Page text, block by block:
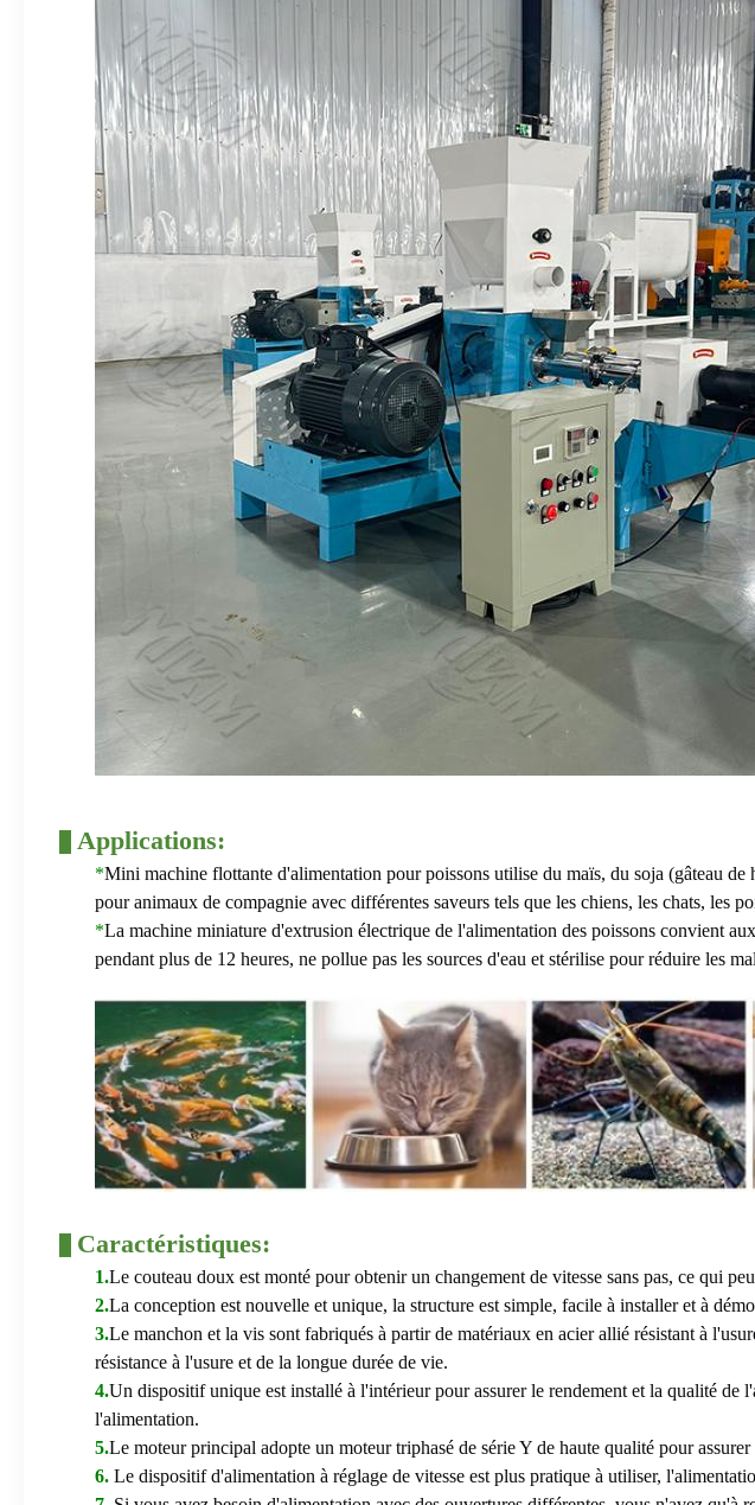
Applications:
*Mini machine flottante d'alimentation pour poissons utilise du maïs, du soja (gâteau
pour animaux de compagnie avec différentes saveurs tels que les chiens, les chats, les
*La machine miniature d'extrusion électrique de l'alimentation des poissons convient
pendant plus de 12 heures, ne pollue pas les sources d'eau et stérilise pour réduire les
Caractéristiques:
1.Le couteau doux est monté pour obtenir un changement de vitesse sans pas, ce qui
2.La conception est nouvelle et unique, la structure est simple, facile à installer et à
3.Le manchon et la vis sont fabriqués à partir de matériaux en acier allié résistant à
résistance à l'usure et de la longue durée de vie.
4.Un dispositif unique est installé à l'intérieur pour assurer le rendement et la qualité
l'alimentation.
5.Le moteur principal adopte un moteur triphasé de série Y de haute qualité pour assurer
6. Le dispositif d'alimentation à réglage de vitesse est plus pratique à utiliser,